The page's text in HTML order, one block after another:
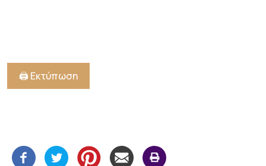
🖨️ Εκτύπωση